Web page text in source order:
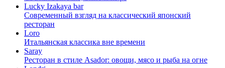
Lucky Izakaya bar
Современный взгляд на классический японский
ресторан
Loro
Итальянская классика вне времени
Saray
Ресторан в стиле Asador: овощи, мясо и рыба на огне